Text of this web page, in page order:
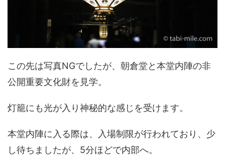
この先は写真NGでしたが、朝倉堂と本堂内陣の非
公開重要文化財を見学。
灯籠にも光が入り神秘的な感じを受けます。
本堂内陣に入る際は、入場制限が行われており、少
し待ちましたが、5分ほどで内部へ。